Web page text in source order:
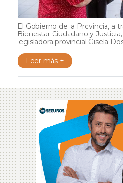
El Gobierno de la Provincia, a
Bienestar Ciudadano y
legisladora provincial Gisela
Leer más +